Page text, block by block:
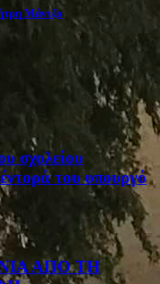
Μάντζο
σχολείου
του υπουργό
ΑΠΟ ΤΗ